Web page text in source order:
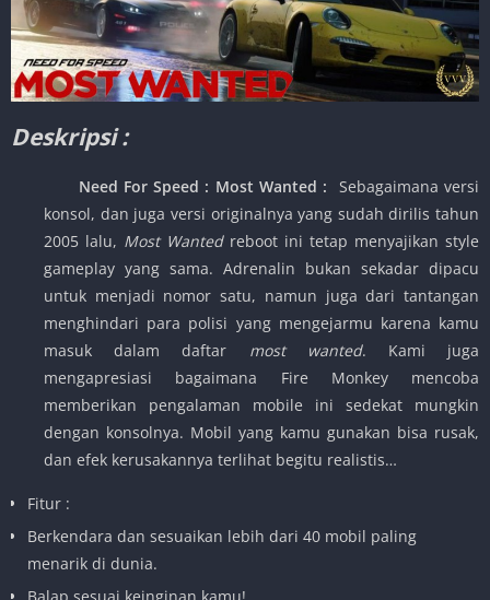
Deskripsi :
Need For Speed : Most Wanted : Sebagaimana versi
konsol, dan juga versi originalnya yang sudah dirilis tahun
2005 lalu, Most Wantedreboot ini tetap menyajikan style
gameplay yang sama. Adrenalin bukan sekadar dipacu
untuk menjadi nomor satu, namun juga dari tantangan
menghindari para polisi yang mengejarmu karena kamu
masuk dalam daftar most wanted. Kami juga
mengapresiasi bagaimana Fire Monkey mencoba
memberikan pengalaman mobile ini sedekat mungkin
dengan konsolnya. Mobil yang kamu gunakan bisa rusak,
dan efek kerusakannya terlihat begitu realistis…
Fitur :
Berkendara dan sesuaikan lebih dari 40 mobil paling
menarik di dunia.